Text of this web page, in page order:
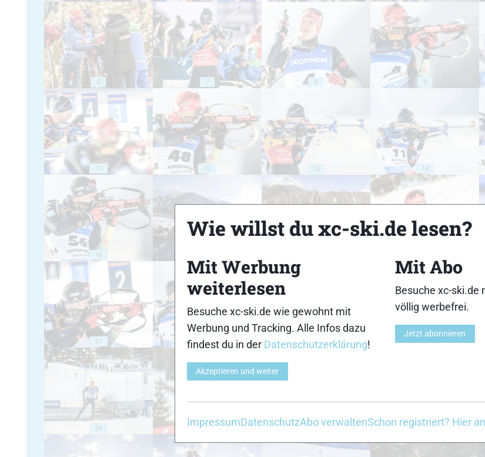
6 7 8 9
11 12 13 14
16
21 22 23 24
26 27 28 29
Wie willst du xc-ski.de lesen?
Mit Werbung
weiterlesen
Besuche xc-ski.de wie gewohnt mit
Werbung und Tracking. Alle Infos dazu
findest du in der Datenschutzerklärung!
Akzeptieren und weiter
Mit Abo
Besuche xc-ski.de
völlig werbefrei.
Jetzt abonnieren
ImpressumDatenschutzAbo verwaltenSchon registriert? Hier